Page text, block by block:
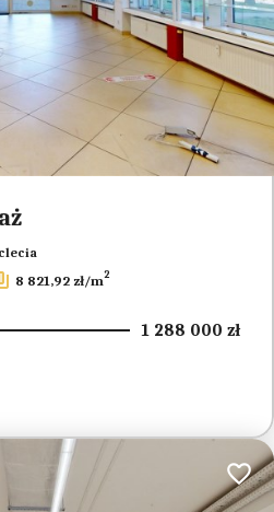
8 821,92 zł/m2
1 288 000 zł
Dodaj